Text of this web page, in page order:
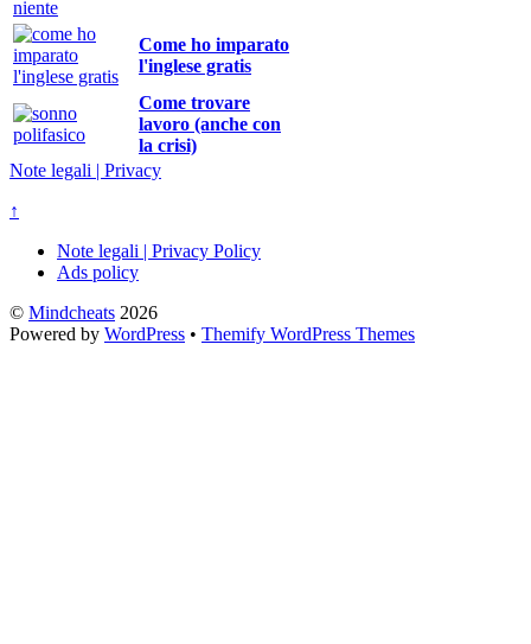
Come ho imparato
l'inglese gratis
Come trovare
lavoro (anche con
la crisi)
Note legali | Privacy
↑
Note legali | Privacy Policy
Ads policy
© Mindcheats 2026
Powered by WordPress • Themify WordPress Themes